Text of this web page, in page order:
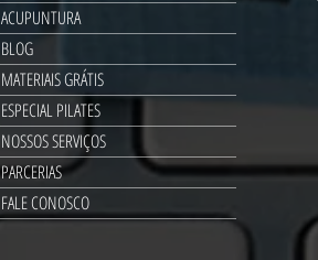
ACUPUNTURA
BLOG
MATERIAIS GRÁTIS
ESPECIAL PILATES
NOSSOS SERVIÇOS
PARCERIAS
FALE CONOSCO